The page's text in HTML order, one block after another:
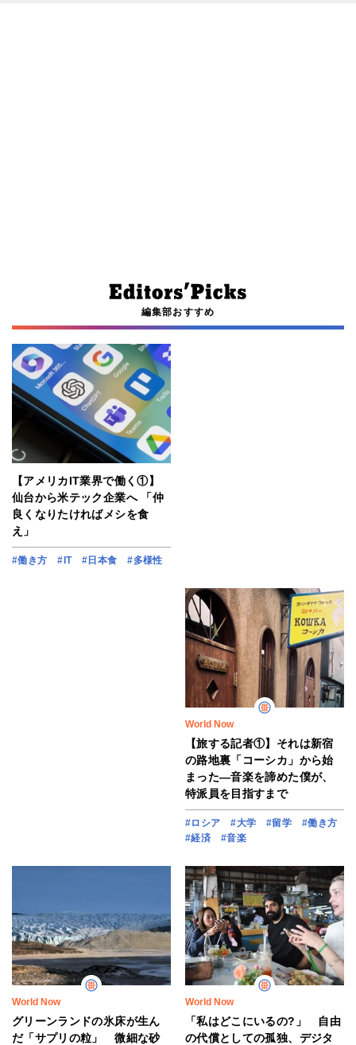
編集部おすすめ
【アメリカIT業界で働く①】
仙台から米テック企業へ 「仲
良くなりたければメシを食
え」
#働き方 #IT #日本食 #多様性
World Now
【旅する記者①】それは新宿
の路地裏「コーシカ」から始
まった―音楽を諦めた僕が、
特派員を目指すまで
#ロシア #大学 #留学
#働き方
#経済
#音楽
World Now
グリーンランドの氷床が生ん
だ「サプリの粒」 微細な砂
World Now
「私はどこにいるの?」 自由
の代償としての孤独、デジタ